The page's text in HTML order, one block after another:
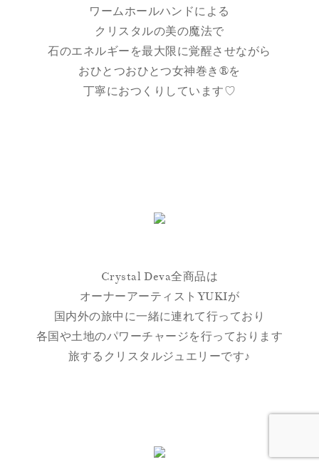
ワームホールハンドによる
クリスタルの美の魔法で
石のエネルギーを最大限に覚醒させながら
おひとつおひとつ女神巻き®を
丁寧におつくりしています♡
Crystal Deva全商品は
オーナーアーティストYUKIが
国内外の旅中に一緒に連れて行っており
各国や土地のパワーチャージを行っております
旅するクリスタルジュエリーです♪